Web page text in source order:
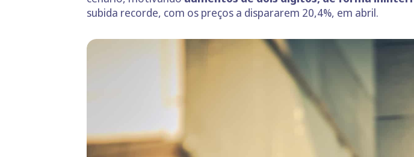
subida recorde, com os preços a dispararem 20,4%, em abril.